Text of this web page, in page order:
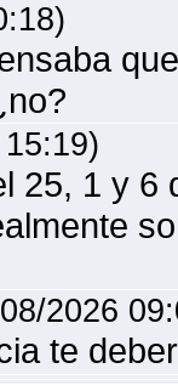
25, 1 y 6
2026
te